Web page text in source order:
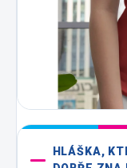
HLÁŠKA,